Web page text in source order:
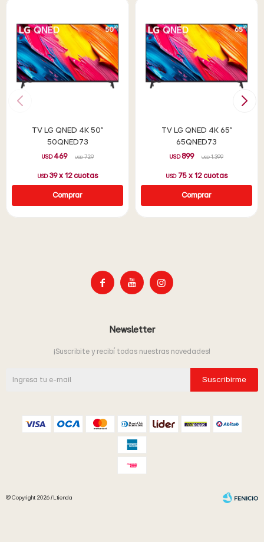
TV LG QNED 4K 50"
50QNED73
USD 469 USD 729
USD 39x 12cuotas
TV LG QNED 4K 65"
65QNED73
USD 899 USD 1.399
USD 75x 12cuotas
  
Newsletter
¡Suscribite y recibí todas nuestras novedades!
Suscribirme
© Copyright 2026 / Ltienda